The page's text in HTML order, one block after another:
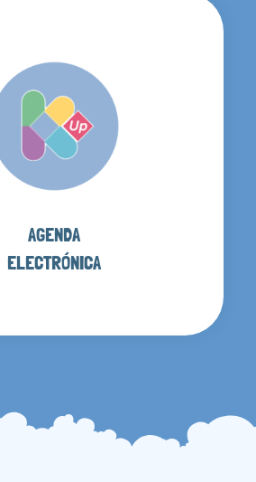
AGENDA
ELECTRÓNICA